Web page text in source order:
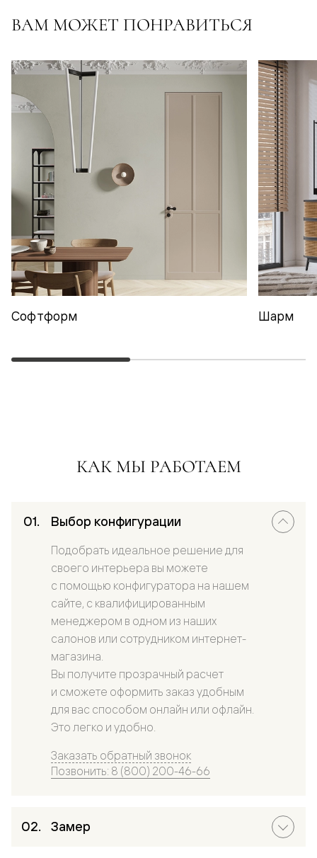
ВАМ МОЖЕТ ПОНРАВИТЬСЯ
Софтформ Шарм
КАК МЫ РАБОТАЕМ
Выбор конфигурации
Подобрать идеальное решение для
своего интерьера вы можете
с помощью конфигуратора на нашем
сайте, с квалифицированным
менеджером в одном из наших
салонов или сотрудником интернет-
магазина.
Вы получите прозрачный расчет
и сможете оформить заказ удобным
для вас способом онлайн или офлайн.
Это легко и удобно.
Заказать обратный звонок
Позвонить: 8 (800) 200-46-66
Замер